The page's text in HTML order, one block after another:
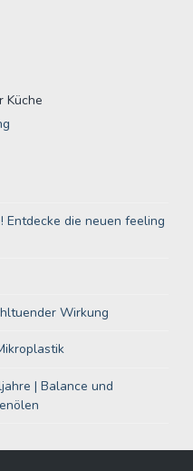
Küche
Entdecke die neuen feeling
Wirkung
| Balance und